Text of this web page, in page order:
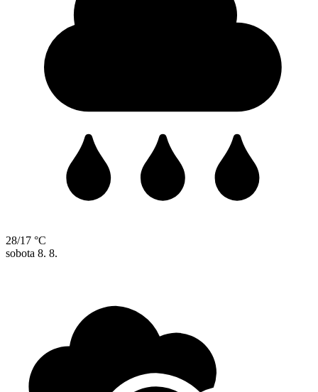
28/17 °C
sobota 8. 8.